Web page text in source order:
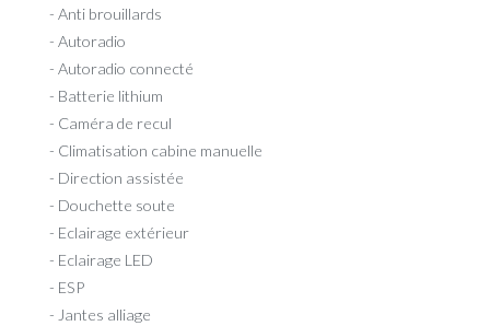
- Anti brouillards
- Autoradio
- Autoradio connecté
- Batterie lithium
- Caméra de recul
- Climatisation cabine manuelle
- Direction assistée
- Douchette soute
- Eclairage extérieur
- Eclairage LED
- ESP
- Jantes alliage